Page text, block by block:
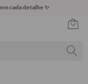
cada detalhe ✨